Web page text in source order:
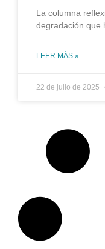
La columna
degradación que
LEER MÁS »
22 de julio de 2025